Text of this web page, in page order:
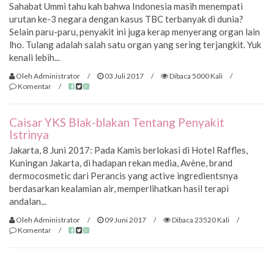
Sahabat Ummi tahu kah bahwa Indonesia masih menempati
urutan ke-3 negara dengan kasus TBC terbanyak di dunia?
Selain paru-paru, penyakit ini juga kerap menyerang organ lain
lho. Tulang adalah salah satu organ yang sering terjangkit. Yuk
kenali lebih...
Oleh Administrator / 03 Juli 2017 / Dibaca 5000 Kali
/
Komentar
/
Caisar YKS Blak-blakan Tentang Penyakit
Istrinya
Jakarta, 8 Juni 2017: Pada Kamis berlokasi di Hotel Raffles,
Kuningan Jakarta, di hadapan rekan media, Avène, brand
dermocosmetic dari Perancis yang active ingredientsnya
berdasarkan kealamian air, memperlihatkan hasil terapi
andalan...
Oleh Administrator / 09 Juni 2017 / Dibaca 23520 Kali
/
Komentar
/